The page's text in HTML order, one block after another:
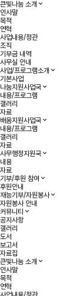
큰빛나눔 소개
인사말
목적
연혁
사업내용/정관
조직
기부금 내역
사무실 안내
사업/프로그램소개
기본사업
나눔지원사업국
내용/프로그램
갤러리
자료
배움지원사업국
내용/프로그램
갤러리
자료
사무행정지원국
내용
자료
기부/후원 참여
후원안내
재능기부/자원봉사
자원봉사 안내
커뮤니티
공지사항
갤러리
도서
보고서
자료집
큰빛나눔 소개
인사말
목적
연혁